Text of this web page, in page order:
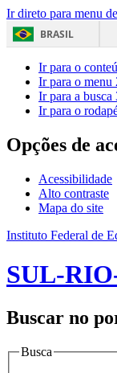
Ir direto para menu
BRASIL
Ir para o
Ir para o menu
Ir para a busca
Ir para o
Opções de
Acessibilidade
Alto contraste
Mapa do site
Instituto Federal de
SUL-
Buscar no
Busca